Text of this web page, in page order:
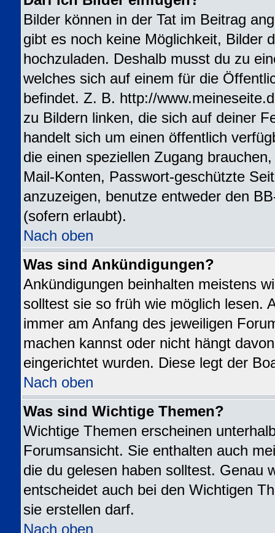
Bilder können in der Tat im Beitrag
gibt es noch keine Möglichkeit, Bilder
hochzuladen. Deshalb musst du zu
welches sich auf einem für die
befindet. Z. B. http://
zu Bildern linken, die sich auf deiner
handelt sich um einen öffentlich
die einen speziellen Zugang
Mail-Konten, Passwort-geschützte
anzuzeigen, benutze entweder den
(sofern erlaubt).
Nach oben
Was sind Ankündigungen?
Ankündigungen beinhalten meistens
solltest sie so früh wie möglich lesen.
immer am Anfang des jeweiligen
machen kannst oder nicht hängt
eingerichtet wurden. Diese legt der
Nach oben
Was sind Wichtige Themen?
Wichtige Themen erscheinen
Forumsansicht. Sie enthalten auch
die du gelesen haben solltest. Genau
entscheidet auch bei den Wichtigen
sie erstellen darf.
Nach oben